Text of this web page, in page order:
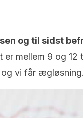
og til sidst
mellem 9 og 12
vi får ægløsning.